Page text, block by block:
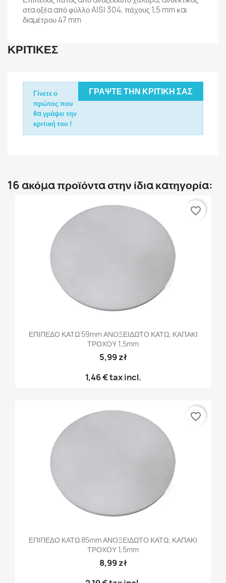
στα οξέα από φύλλο AISI 304, πάχους 1,5 mm και
διαμέτρου 47 mm
ΚΡΙΤΙΚΈΣ
ΓΡΆΨΤΕ ΤΗΝ ΚΡΙΤΙΚΉ ΣΑΣ
Γίνετε ο
πρώτος που
θα γράψει την
κριτική του !
16 ακόμα προϊόντα στην ίδια κατηγορία:
ΕΠΙΠΕΔΟ ΚΑΤΩ 59mm ΑΝΟΞΕΙΔΩΤΟ ΚΑΤΩ, ΚΑΠΑΚΙ
ΤΡΟΧΟΥ 1,5mm
5,99 zł
1,46 €tax incl.
favorite_border
ΕΠΙΠΕΔΟ ΚΑΤΩ 85mm ΑΝΟΞΕΙΔΩΤΟ ΚΑΤΩ, ΚΑΠΑΚΙ
ΤΡΟΧΟΥ 1,5mm
8,99 zł
favorite_border